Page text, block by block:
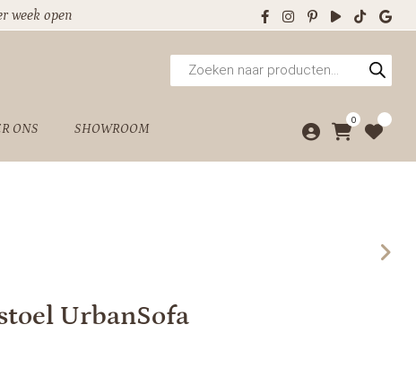
week open
Producten
zoeken
ONS SHOWROOM
0
UrbanSofa